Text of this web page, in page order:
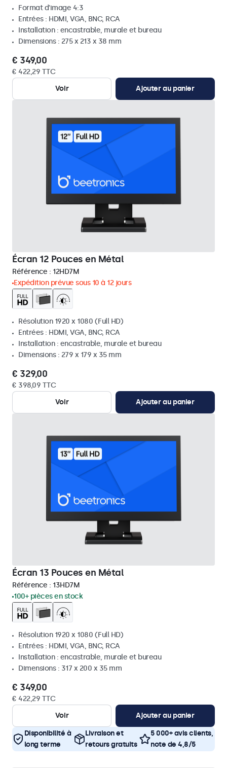
Format d'image 4:3
Entrées : HDMI, VGA, BNC, RCA
Installation : encastrable, murale et bureau
Dimensions : 275 x 213 x 38 mm
€ 349,00
€ 422,29 TTC
Voir
Ajouter au panier
Écran 12 Pouces en Métal
Référence : 12HD7M
Expédition prévue sous 10 à 12 jours
Résolution 1920 x 1080 (Full HD)
Entrées : HDMI, VGA, BNC, RCA
Installation : encastrable, murale et bureau
Dimensions : 279 x 179 x 35 mm
€ 329,00
€ 398,09 TTC
Voir
Ajouter au panier
Écran 13 Pouces en Métal
Référence : 13HD7M
100+ pièces en stock
Résolution 1920 x 1080 (Full HD)
Entrées : HDMI, VGA, BNC, RCA
Installation : encastrable, murale et bureau
Dimensions : 317 x 200 x 35 mm
€ 349,00
€ 422,29 TTC
Voir
Ajouter au panier
Disponibilité à
long terme
Livraison et
retours gratuits
5 000+ avis clients,
note de 4,8/5